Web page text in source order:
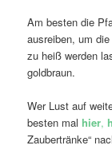
Am besten die
ausreiben, um
zu heiß werden
goldbraun.
Wer Lust auf
besten mal hier,
Zaubertränke“